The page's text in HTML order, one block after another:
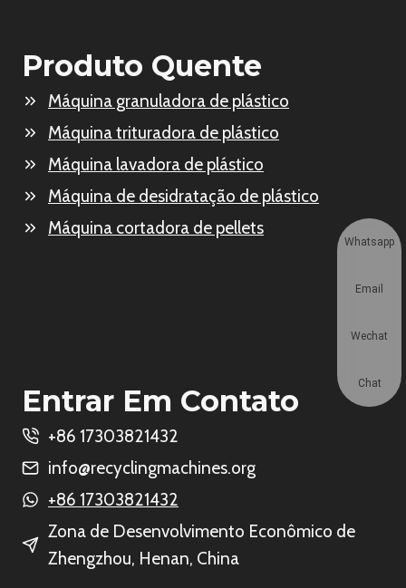
Produto Quente
Máquina granuladora de plástico
Máquina trituradora de plástico
Máquina lavadora de plástico
Máquina de desidratação de plástico
Máquina cortadora de pellets
Entrar Em Contato
+86 17303821432
info@recyclingmachines.org
+86 17303821432
Zona de Desenvolvimento Econômico de
Zhengzhou, Henan, China
Whatsapp
Email
Wechat
Chat